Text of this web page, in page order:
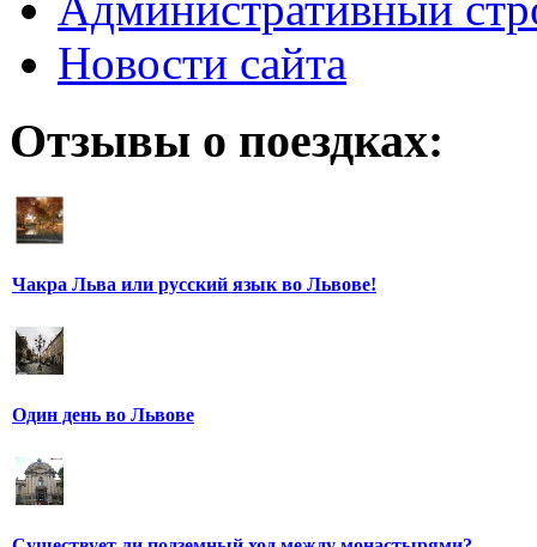
Новости сайта
Отзывы о поездках:
Чакра Льва или русский язык во Львове!
Один день во Львове